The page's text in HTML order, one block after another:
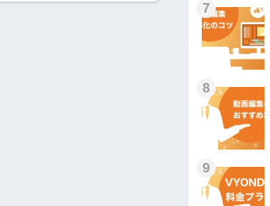
7
8
9